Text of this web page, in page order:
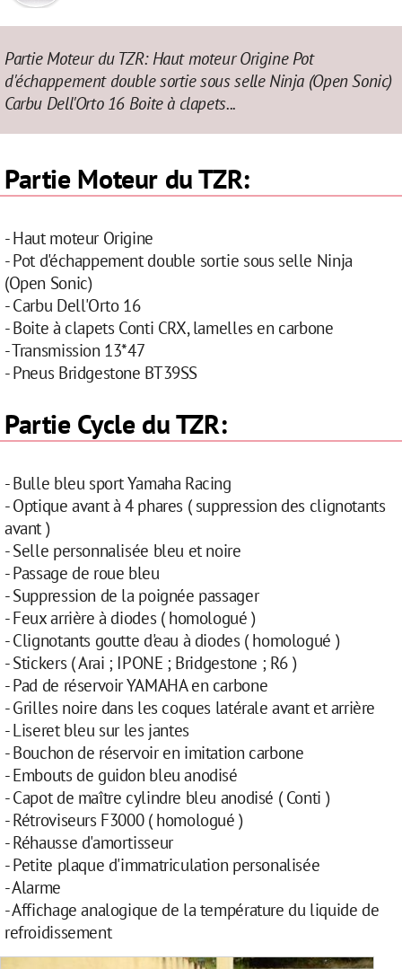
Partie Moteur du TZR: Haut moteur Origine Pot
d'échappement double sortie sous selle Ninja (Open Sonic)
Carbu Dell'Orto 16 Boite à clapets...
Partie Moteur du TZR:
- Haut moteur Origine
- Pot d'échappement double sortie sous selle Ninja
(Open Sonic)
- Carbu Dell'Orto 16
- Boite à clapets Conti CRX, lamelles en carbone
- Transmission 13*47
- Pneus Bridgestone BT39SS
Partie Cycle du TZR:
- Bulle bleu sport Yamaha Racing
- Optique avant à 4 phares ( suppression des clignotants
avant )
- Selle personnalisée bleu et noire
- Passage de roue bleu
- Suppression de la poignée passager
- Feux arrière à diodes ( homologué )
- Clignotants goutte d'eau à diodes ( homologué )
- Stickers ( Arai ; IPONE ; Bridgestone ; R6 )
- Pad de réservoir YAMAHA en carbone
- Grilles noire dans les coques latérale avant et arrière
- Liseret bleu sur les jantes
- Bouchon de réservoir en imitation carbone
- Embouts de guidon bleu anodisé
- Capot de maître cylindre bleu anodisé ( Conti )
- Rétroviseurs F3000 ( homologué )
- Réhausse d'amortisseur
- Petite plaque d'immatriculation personalisée
- Alarme
- Affichage analogique de la température du liquide de
refroidissement